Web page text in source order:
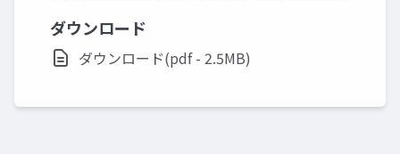
ダウンロード
ダウンロード(pdf - 2.5MB)